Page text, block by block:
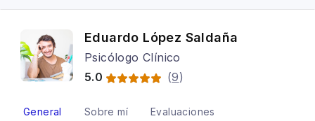
Eduardo López Saldaña
Psicólogo Clínico
5.0
(9)
General Sobre mí Evaluaciones